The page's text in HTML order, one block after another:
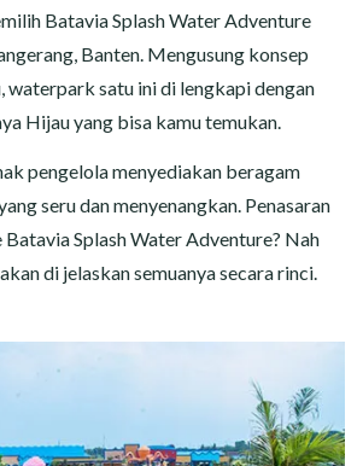
Batavia Splash Water Adventure
Banten. Mengusung konsep
waterpark satu ini di lengkapi dengan
Hijau yang bisa kamu temukan.
pengelola menyediakan beragam
seru dan menyenangkan. Penasaran
Splash Water Adventure? Nah
di jelaskan semuanya secara rinci.